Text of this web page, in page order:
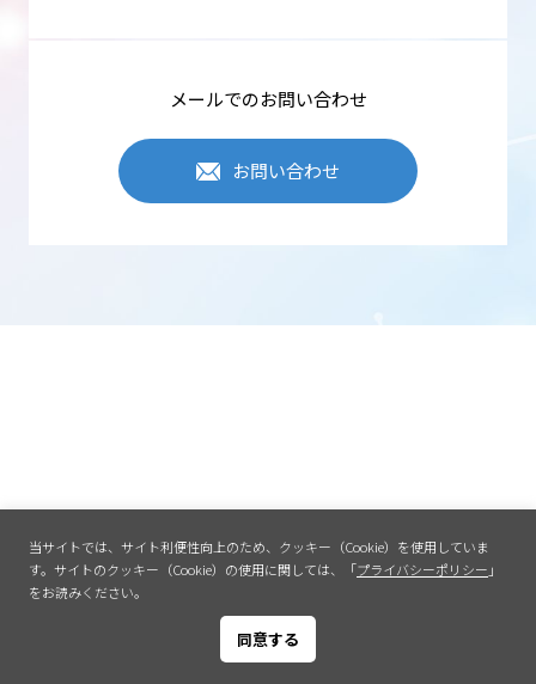
メールでのお問い合わせ
お問い合わせ
当サイトでは、サイト利便性向上のため、クッキー（Cookie）を使用していま
す。 サイトのクッキー（Cookie）の使用に関しては、「プライバシーポリシー 」
をお読みください。
同意する